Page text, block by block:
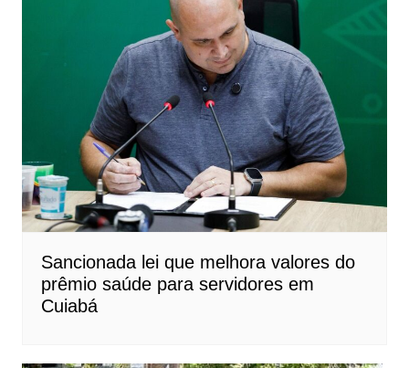
Sancionada lei que melhora valores do
prêmio saúde para servidores em
Cuiabá